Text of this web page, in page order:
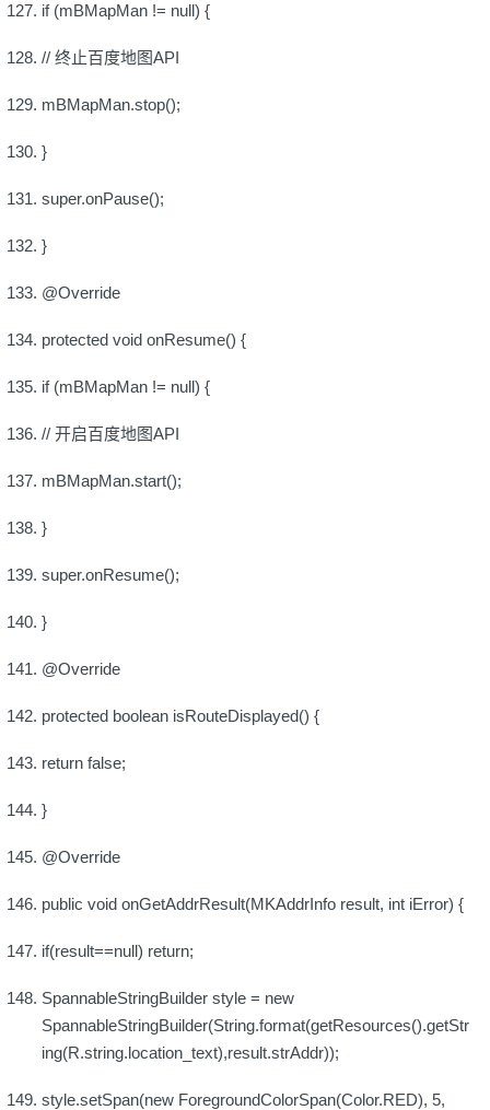
if (mBMapMan != null) {
// 终止百度地图API
mBMapMan.stop();
}
super.onPause();
}
@Override
protected void onResume() {
if (mBMapMan != null) {
// 开启百度地图API
mBMapMan.start();
}
super.onResume();
}
@Override
protected boolean isRouteDisplayed() {
return false;
}
@Override
public void onGetAddrResult(MKAddrInfo result, int iError) {
if(result==null) return;
SpannableStringBuilder style = new
SpannableStringBuilder(String.format(getResources().getStr
ing(R.string.location_text),result.strAddr));
style.setSpan(new ForegroundColorSpan(Color.RED), 5,